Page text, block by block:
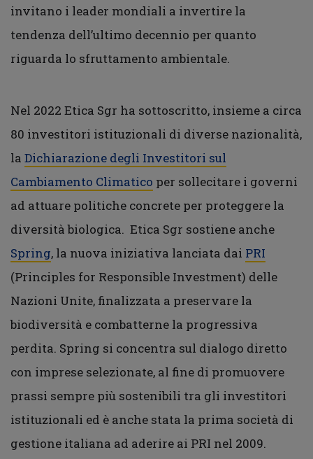
invitano i leader mondiali a invertire la
tendenza dell’ultimo decennio per quanto
riguarda lo sfruttamento ambientale.
Nel 2022 Etica Sgr ha sottoscritto, insieme a circa
80 investitori istituzionali di diverse nazionalità,
la Dichiarazione degli Investitori sul
Cambiamento Climatico per sollecitare i governi
ad attuare politiche concrete per proteggere la
diversità biologica. Etica Sgr sostiene anche
Spring, la nuova iniziativa lanciata dai PRI
(Principles for Responsible Investment) delle
Nazioni Unite, finalizzata a preservare la
biodiversità e combatterne la progressiva
perdita. Spring si concentra sul dialogo diretto
con imprese selezionate, al fine di promuovere
prassi sempre più sostenibili tra gli investitori
istituzionali ed è anche stata la prima società di
gestione italiana ad aderire ai PRI nel 2009.